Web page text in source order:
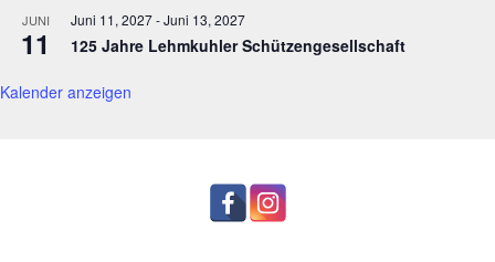
JUNI
11
Juni 11, 2027-Juni 13, 2027
125 Jahre Lehmkuhler Schützengesellschaft
Kalender anzeigen